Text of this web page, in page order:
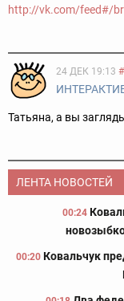
http://vk.com/feed#/
24 ДЕК 19:13
Татьяна, а вы
ЛЕНТА НОВОСТЕЙ
00:24
00:20 Ковальчук